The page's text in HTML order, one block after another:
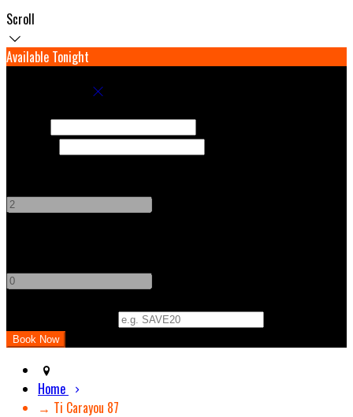
Scroll
Available Tonight
Home
→ Ti Carayou 87